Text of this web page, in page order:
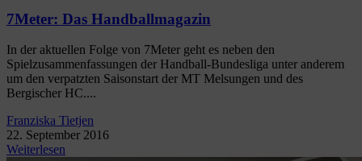
7Meter: Das Handballmagazin
In der aktuellen Folge von 7Meter geht es neben den
Spielzusammenfassungen der Handball-Bundesliga unter anderem
um den verpatzten Saisonstart der MT Melsungen und des
Bergischer HC....
Franziska Tietjen
22. September 2016
Weiterlesen